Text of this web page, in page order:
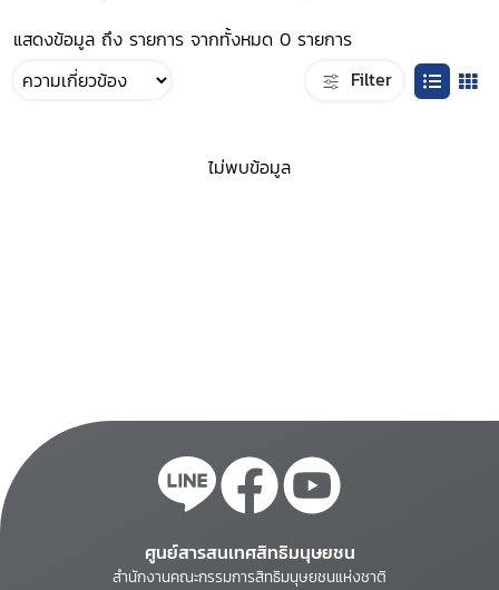
แสดงข้อมูล ถึง รายการ จากทั้งหมด 0 รายการ
Filter
ไม่พบข้อมูล
ศูนย์สารสนเทศสิทธิมนุษยชน
สำนักงานคณะกรรมการสิทธิมนุษยชนแห่งชาติ